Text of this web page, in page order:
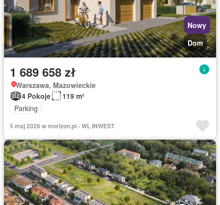
Nowy
Dom
1 689 658 zł
Warszawa, Mazowieckie
4 Pokoje
119 m²
Parking
5 maj 2026 w morizon.pl - WL INWEST